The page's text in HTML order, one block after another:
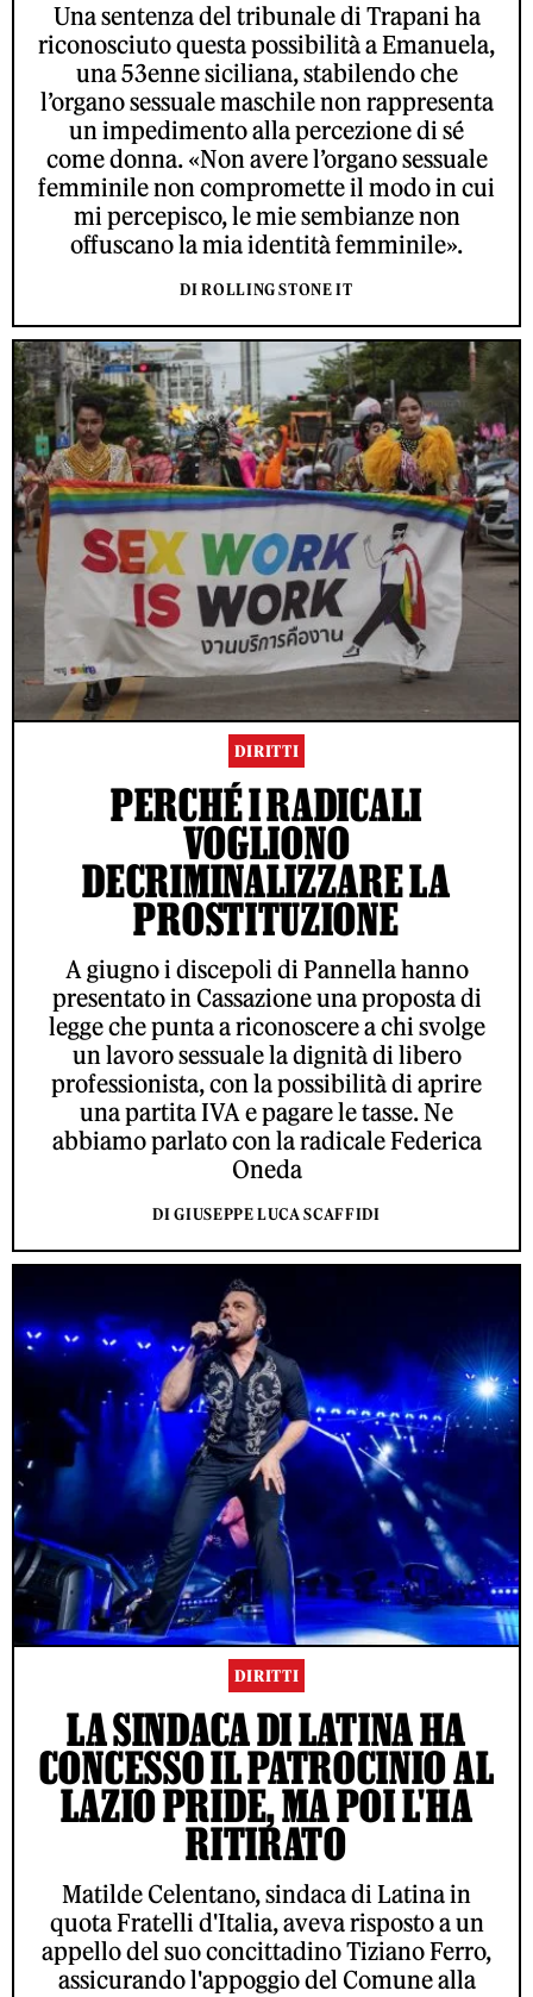
Una sentenza del tribunale di Trapani ha
riconosciuto questa possibilità a Emanuela,
una 53enne siciliana, stabilendo che
l’organo sessuale maschile non rappresenta
un impedimento alla percezione di sé
come donna. «Non avere l’organo sessuale
femminile non compromette il modo in cui
mi percepisco, le mie sembianze non
offuscano la mia identità femminile».
DI ROLLING STONE IT
DIRITTI
PERCHÉ I RADICALI
VOGLIONO
DECRIMINALIZZARE LA
PROSTITUZIONE
A giugno i discepoli di Pannella hanno
presentato in Cassazione una proposta di
legge che punta a riconoscere a chi svolge
un lavoro sessuale la dignità di libero
professionista, con la possibilità di aprire
una partita IVA e pagare le tasse. Ne
abbiamo parlato con la radicale Federica
Oneda
DI GIUSEPPE LUCA SCAFFIDI
DIRITTI
LA SINDACA DI LATINA HA
CONCESSO IL PATROCINIO AL
LAZIO PRIDE, MA POI L'HA
RITIRATO
Matilde Celentano, sindaca di Latina in
quota Fratelli d'Italia, aveva risposto a un
appello del suo concittadino Tiziano Ferro,
assicurando l'appoggio del Comune alla